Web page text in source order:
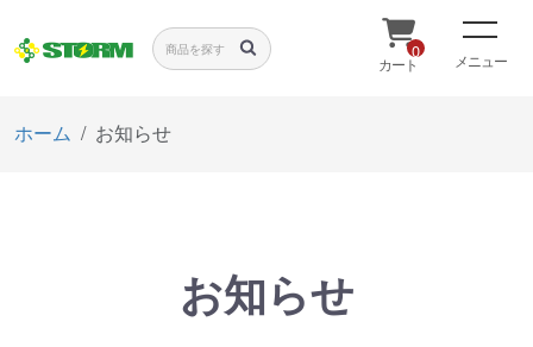
0
カート メニュー
ホーム お知らせ
お知らせ